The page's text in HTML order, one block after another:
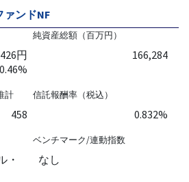
ァンドNF
円
純資産総額（百万円）
166,284
計
458
信託報酬率（税込）
0.832%
・
ベンチマーク/連動指数
なし